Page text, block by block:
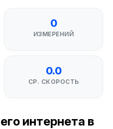
0
ИЗМЕРЕНИЙ
0.0
СР. СКОРОСТЬ
интернета в